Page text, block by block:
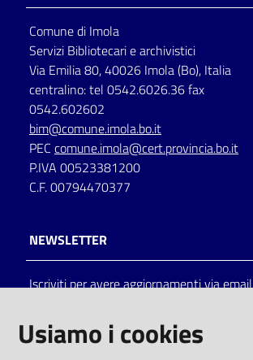
Comune di Imola
Servizi Bibliotecari e archivistici
Via Emilia 80, 40026 Imola (Bo), Italia
centralino: tel 0542.6026.36 fax
0542.602602
bim@comune.imola.bo.it
PEC comune.imola@cert.provincia.bo.it
P.IVA 00523381200
C.F. 00794470377
NEWSLETTER
Iscriviti per avere aggiornamenti via email
Usiamo i cookies